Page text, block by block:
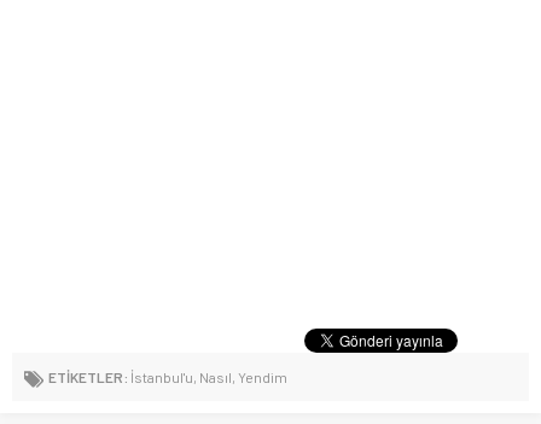
ETİKETLER: İstanbul'u, Nasıl, Yendim